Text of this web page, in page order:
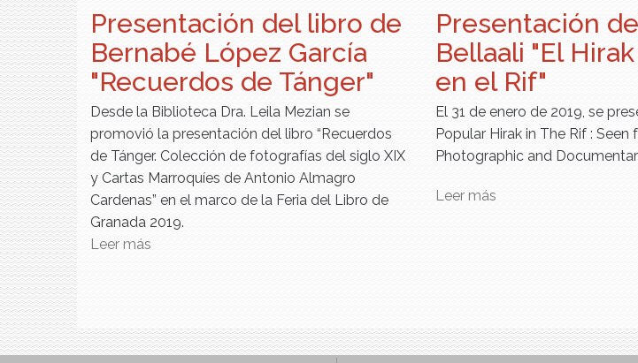
Presentación del libro de
Bernabé López García
"Recuerdos de Tánger"
Desde la Biblioteca Dra. Leila Mezian se
promovió la presentación del libro “Recuerdos
de Tánger. Colección de fotografías del siglo XIX
y Cartas Marroquíes de Antonio Almagro
Cardenas” en el marco de la Feria del Libro de
Granada 2019.
Leer más
Presentación
Bellaali "El
en el Rif"
El 31 de enero de 2019, se
Popular Hirak in The Rif : Seen
Photographic and
Leer más